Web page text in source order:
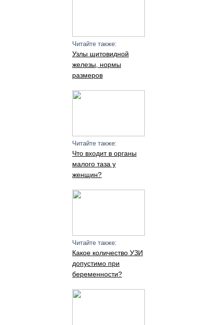
Читайте также:
Узлы щитовидной
железы, нормы
размеров
Читайте также:
Что входит в органы
малого таза у
женщин?
Читайте также:
Какое количество УЗИ
допустимо при
беременности?